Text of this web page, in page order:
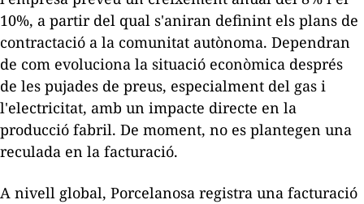
10%, a partir del qual s'aniran definint els plans de
contractació a la comunitat autònoma. Dependran
de com evoluciona la situació econòmica després
de les pujades de preus, especialment del gas i
l'electricitat, amb un impacte directe en la
producció fabril. De moment, no es plantegen una
reculada en la facturació.
A nivell global, Porcelanosa registra una facturació